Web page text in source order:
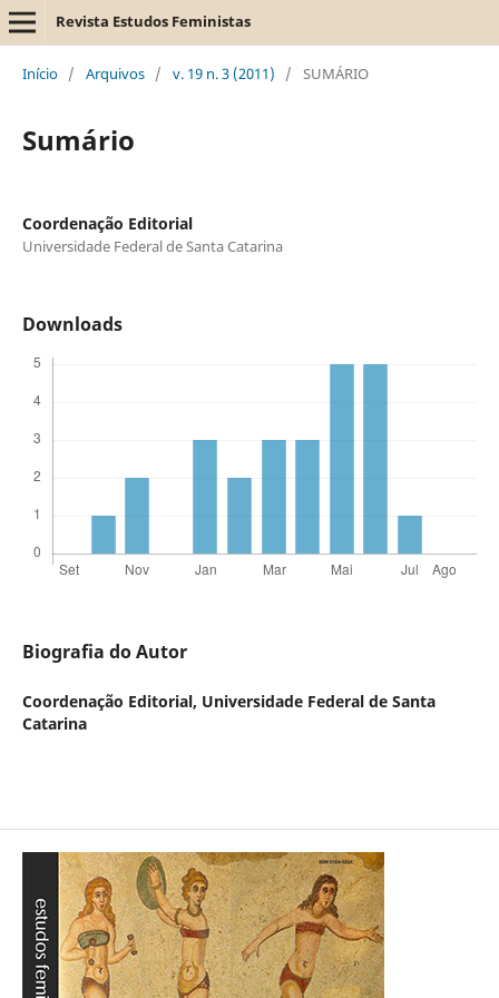
Revista Estudos Feministas
Início / Arquivos / v. 19 n. 3 (2011) / SUMÁRIO
Sumário
Coordenação Editorial
Universidade Federal de Santa Catarina
Downloads
Biografia do Autor
Coordenação Editorial, Universidade Federal de Santa
Catarina